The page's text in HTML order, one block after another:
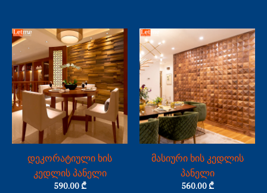
დეკორატიული ხის
კედლის პანელი
590.00₾
მასიური ხის კედლის
პანელი
560.00₾